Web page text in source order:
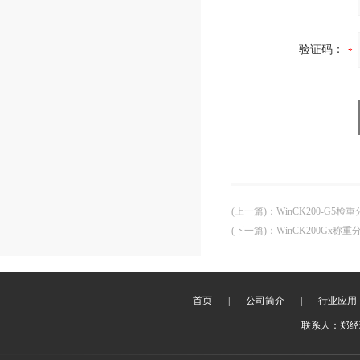
验证码：
(上一篇) ： WinCK200-G5检
(下一篇) ： WinCK200Gx称重
首页 公司简介 行业应用
联系人：郑